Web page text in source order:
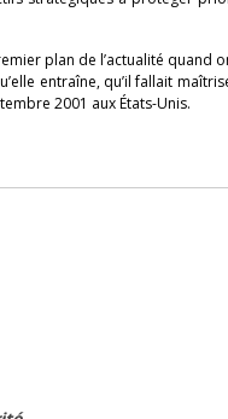
plan de l’actualité quand
entraîne, qu’il fallait
2001 aux États-Unis.